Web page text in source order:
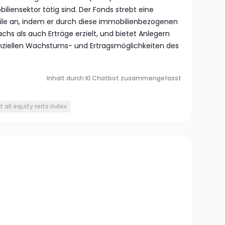
tätig sind. Der Fonds strebt eine
an, indem er durch diese immobilienbezogenen
als auch Erträge erzielt, und bietet Anlegern
Wachstums- und Ertragsmöglichkeiten des
Inhalt durch KI Chatbot zusammengefasst
all equity reits index